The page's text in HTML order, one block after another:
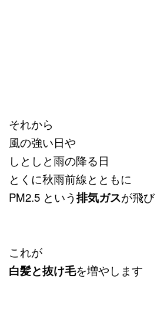
それから
風の強い日や
しとしと雨の降る日
とくに秋雨前線とともに
PM2.5 という排気ガスが飛び
これが
白髪と抜け毛を増やします